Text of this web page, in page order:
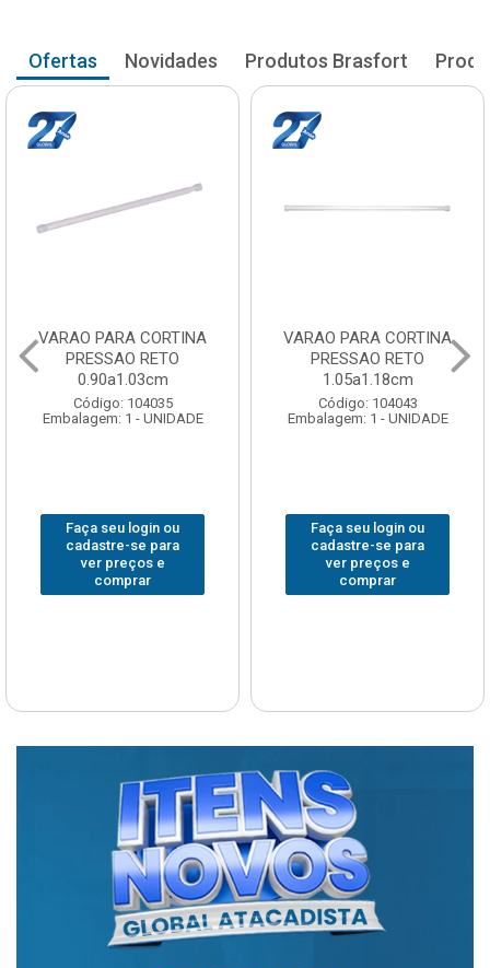
Ofertas Novidades Produtos Brasfort
VARAO PARA CORTINA
PRESSAO RETO
0.90a1.03cm
Código: 104035
Embalagem: 1 - UNIDADE
Faça seu login ou
cadastre-se para
ver preços e
comprar
VARAO PARA CORTINA
PRESSAO RETO
1.05a1.18cm
Código: 104043
Embalagem: 1 - UNIDADE
Faça seu login ou
cadastre-se para
ver preços e
comprar